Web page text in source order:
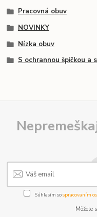
Pracovná obuv
NOVINKY
Nízka obuv
S ochrannou špičkou a
Súhlasím sospracovaním
Môžete